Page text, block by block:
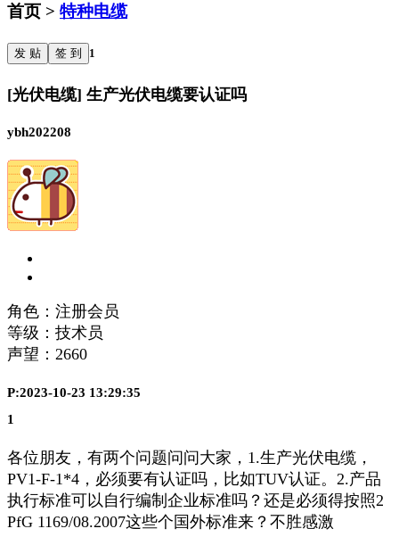
首页 > 特种电缆
发 贴 签 到 1
[光伏电缆] 生产光伏电缆要认证吗
ybh202208
角色：注册会员
等级：技术员
声望： 2660
P:2023-10-23 13:29:35
1
各位朋友，有两个问题问问大家，1.生产光伏电缆，
PV1-F-1*4，必须要有认证吗，比如TUV认证。2.产品
执行标准可以自行编制企业标准吗？还是必须得按照2
PfG 1169/08.2007这些个国外标准来？不胜感激